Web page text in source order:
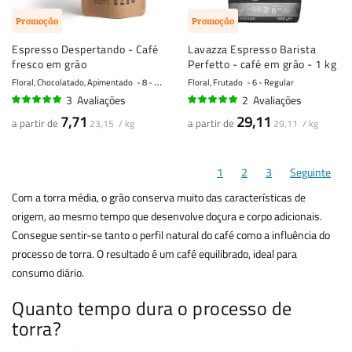
Promoção
Espresso Despertando - Café
fresco em grão
Floral, Chocolatado, Apimentado 8 - Forte
3 Avaliações
a partir de 7,71 23,15 / kg
Promoção
Lavazza Espresso Barista
Perfetto - café em grão - 1 kg
Floral, Frutado 6 - Regular
2 Avaliações
a partir de 29,11 29,11 / kg
1 2 3
Seguinte
Com a torra média, o grão conserva muito das características de
origem, ao mesmo tempo que desenvolve doçura e corpo adicionais.
Consegue sentir-se tanto o perfil natural do café como a influência do
processo de torra. O resultado é um café equilibrado, ideal para
consumo diário.
Quanto tempo dura o processo de
torra?